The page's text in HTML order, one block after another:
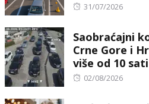
Posted
31/07/2026
Saobraćajni
Crne Gore i
više od 10 sati
Posted
02/08/2026